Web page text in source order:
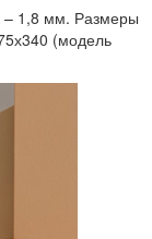
– 1,8 мм. Размеры
(модель